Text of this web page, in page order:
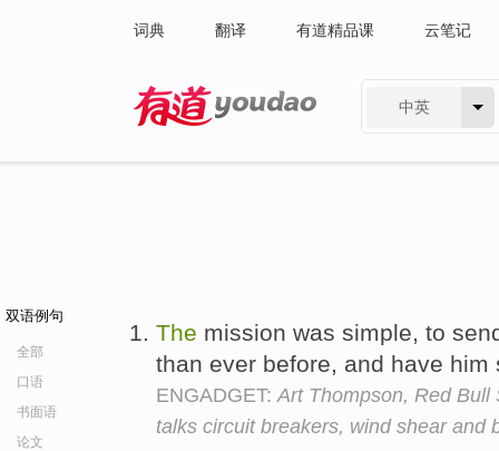
词典 翻译 有道精品课 云笔记
中英
双语例句
全部
口语
书面语
论文
The mission was simple, to
than ever before, and have
ENGADGET:Art Thompson, Red Bull
talks circuit breakers, wind shear and